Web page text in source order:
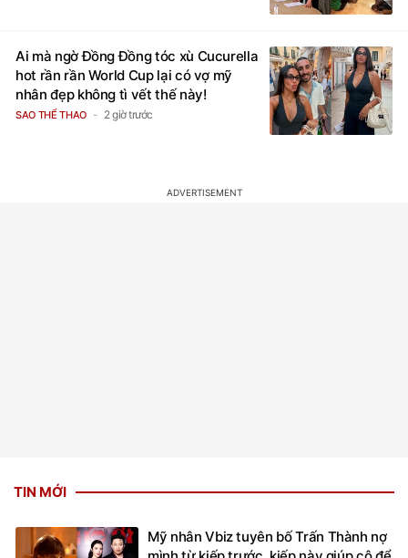
Ai mà ngờ Đồng Đồng tóc xù Cucurella
hot rần rần World Cup lại có vợ mỹ
nhân đẹp không tì vết thế này!
SAO THỂ THAO 2 giờ trước
TIN MỚI
Mỹ nhân Vbiz tuyên bố Trấn Thành nợ